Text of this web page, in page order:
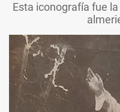
Esta iconografía fue